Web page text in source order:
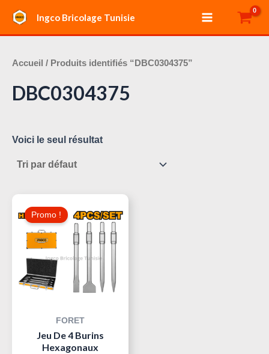
contenu
Ingco Bricolage Tunisie
Main
Menu
Accueil / Produits identifiés “DBC0304375”
DBC0304375
Voici le seul résultat
Promo !
FORET
Jeu De 4 Burins
Hexagonaux
Prix
Initial
Était :
Le
Prix
Actuel